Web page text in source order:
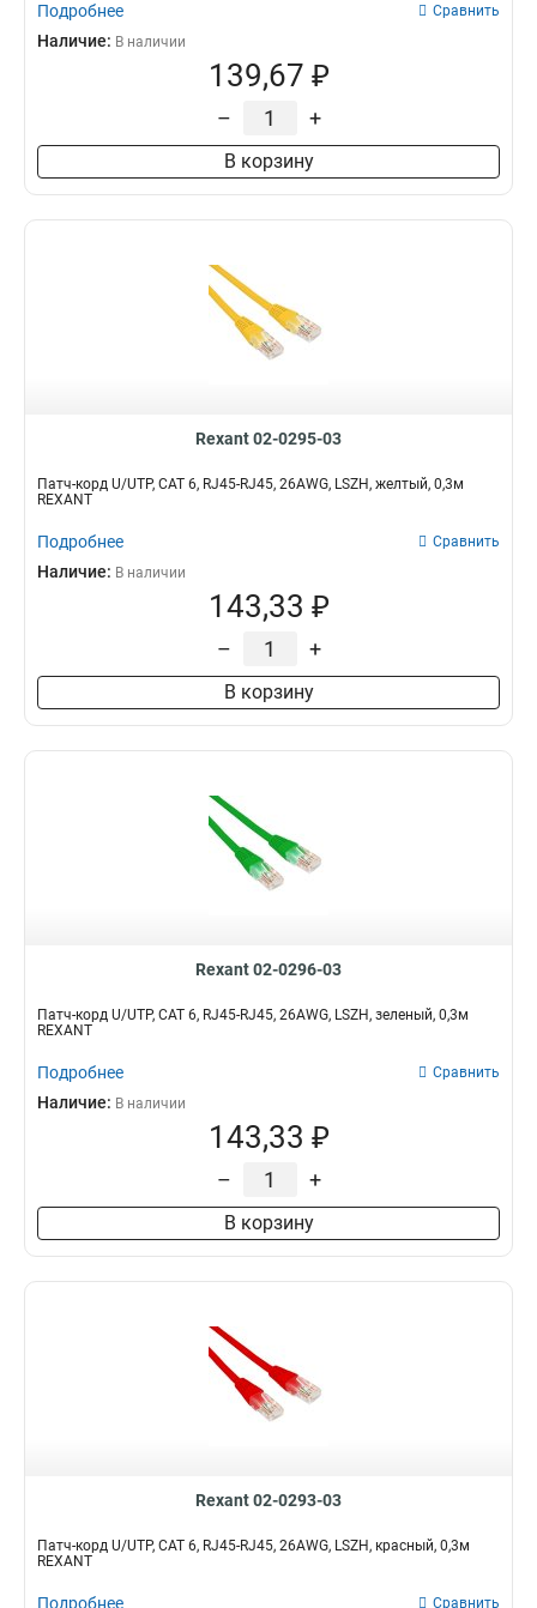
Подробнее Сравнить
Наличие: В наличии
139,67 ₽
– +
В корзину
Rexant 02-0295-03
Патч-корд U/UTP, CAT 6, RJ45-RJ45, 26AWG, LSZH, желтый, 0,3м
REXANT
Подробнее Сравнить
Наличие: В наличии
143,33 ₽
– +
В корзину
Rexant 02-0296-03
Патч-корд U/UTP, CAT 6, RJ45-RJ45, 26AWG, LSZH, зеленый, 0,3м
REXANT
Подробнее Сравнить
Наличие: В наличии
143,33 ₽
– +
В корзину
Rexant 02-0293-03
Патч-корд U/UTP, CAT 6, RJ45-RJ45, 26AWG, LSZH, красный, 0,3м
REXANT
Подробнее Сравнить